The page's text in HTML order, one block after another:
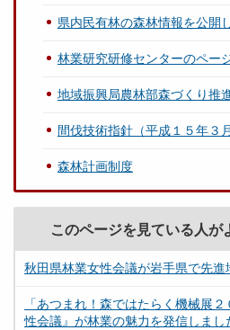
県内民有林の森林情報を公開
林業研究研修センターのペー
地域振興局農林部森づくり推
間伐技術指針（平成１５年３
森林計画制度
このページを見ている人が
秋田県林業女性会議が岩手県で先進
「あつまれ！森ではたらく機械展
性会議』が林業の魅力を発信しまし